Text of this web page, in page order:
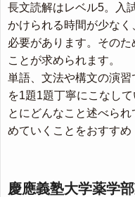
長文読解はレベル5。入
かけられる時間が少なく
必要があります。そのた
ことが求められます。
単語、文法や構文の演
を1題1題丁寧にこなし
とにどんなこと述べら
めていくことをおすすめ
慶應義塾大学薬学